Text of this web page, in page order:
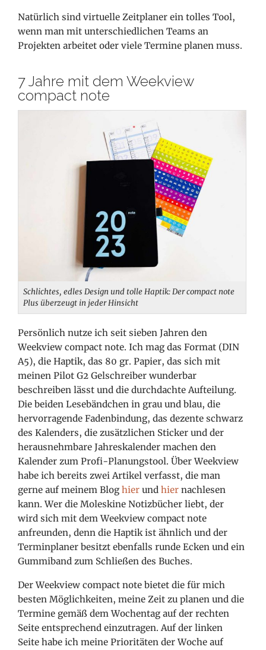
Natürlich sind virtuelle Zeitplaner ein tolles Tool,
wenn man mit unterschiedlichen Teams an
Projekten arbeitet oder viele Termine planen muss.
7 Jahre mit dem Weekview
compact note
Schlichtes, edles Design und tolle Haptik: Der compact note
Plus überzeugt in jeder Hinsicht
Persönlich nutze ich seit siebenJahren den
Weekview compact note. Ich mag das Format (DIN
A5), die Haptik, das 80 gr. Papier, das sich mit
meinen Pilot G2 Gelschreiber wunderbar
beschreiben lässt und die durchdachte Aufteilung.
Die beiden Lesebändchen in grau und blau, die
hervorragende Fadenbindung, das dezente schwarz
des Kalenders, die zusätzlichen Sticker und der
herausnehmbare Jahreskalender machen den
Kalender zum Profi-Planungstool. Über Weekview
habe ich bereits zwei Artikel verfasst, die man
gerne auf meinem Bloghier undhier nachlesen
kann. Wer die Moleskine Notizbücher liebt, der
wird sich mit dem Weekview compact note
anfreunden, denndie Haptik ist ähnlich und der
Terminplaner besitzt ebenfalls runde Ecken und ein
Gummiband zum Schließen des Buches.
Der Weekview compact note bietet die für mich
besten Möglichkeiten, meine Zeit zu planen und die
Termine gemäß dem Wochentag auf der rechten
Seite entsprechend einzutragen. Auf der linken
Seite habe ich meine Prioritäten der Woche auf